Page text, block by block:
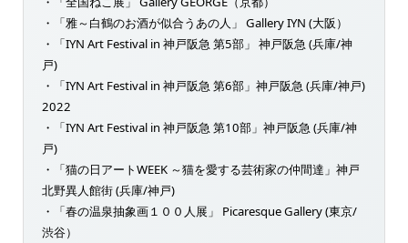
・「雅～白鶴のお酒が似合うあの人」 Gallery IYN (大阪）
・「IYN Art Festival in 神戸阪急 第5部」 神戸阪急 (兵庫/神
戸)
・「IYN Art Festival in 神戸阪急 第6部」神戸阪急 (兵庫/神戸)
2022
・「IYN Art Festival in 神戸阪急 第10部」神戸阪急 (兵庫/神
戸)
・「猫の日アートWEEK ～猫を愛する芸術家の仲間達」神戸
北野異人館街 (兵庫/神戸)
・「春の温泉抽象画１００人展」 Picaresque Gallery (東京/
渋谷）